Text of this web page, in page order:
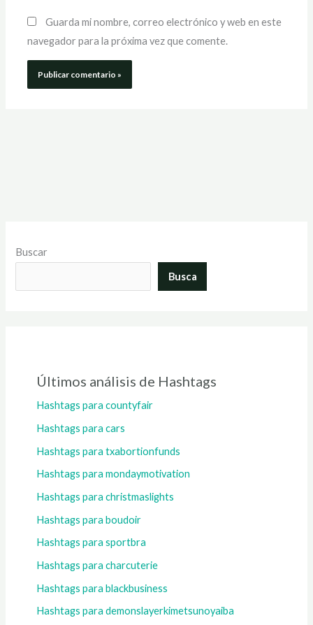
Guarda mi nombre, correo electrónico y web en este
navegador para la próxima vez que comente.
Buscar
Busca
Últimos análisis de Hashtags
Hashtags para countyfair
Hashtags para cars
Hashtags para txabortionfunds
Hashtags para mondaymotivation
Hashtags para christmaslights
Hashtags para boudoir
Hashtags para sportbra
Hashtags para charcuterie
Hashtags para blackbusiness
Hashtags para demonslayerkimetsunoyaiba